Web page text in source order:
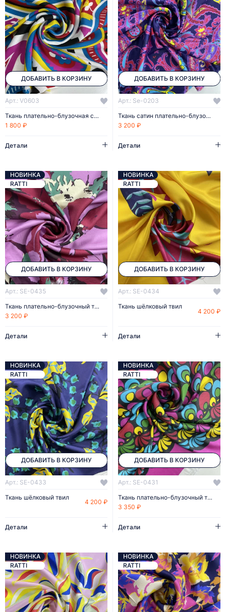
ДОБАВИТЬ В КОРЗИНУ
Арт.: V0603
Ткань плательно-блузочная сатин
1 800 ₽
Детали
ДОБАВИТЬ В КОРЗИНУ
Арт.: Se-0203
Ткань сатин плательно-блузочный
3 200 ₽
Детали
ДОБАВИТЬ В КОРЗИНУ
НОВИНКА
RATTI
Арт.: SE-0435
Ткань плательно-блузочный твил
3 200 ₽
Детали
ДОБАВИТЬ В КОРЗИНУ
НОВИНКА
RATTI
Арт.: SE-0434
Ткань шёлковый твил
4 200 ₽
Детали
ДОБАВИТЬ В КОРЗИНУ
НОВИНКА
RATTI
Арт.: SE-0433
Ткань шёлковый твил
4 200 ₽
Детали
ДОБАВИТЬ В КОРЗИНУ
НОВИНКА
RATTI
Арт.: SE-0431
Ткань плательно-блузочный твил
3 350 ₽
Детали
НОВИНКА
RATTI
НОВИНКА
RATTI